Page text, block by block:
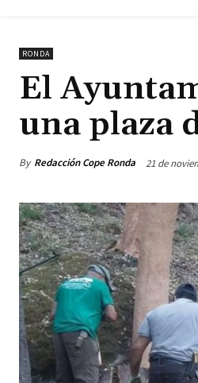
RONDA
El
una plaza
By Redacción Cope Ronda 21 de